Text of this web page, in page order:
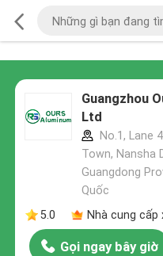
Guangzhou
Ltd
No.1, Lane
Town, Nansha
Guangdong
Quốc
5.0
Nhà cung cấp
Gọi ngay bây giờ